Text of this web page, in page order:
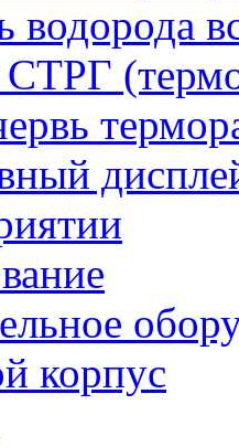
водорода
СТРГ
корпус